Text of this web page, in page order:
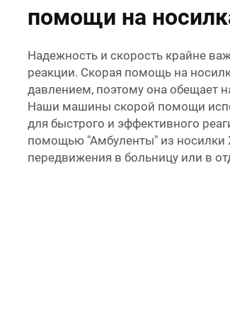
помощи на
Надежность и скорость крайне
реакции. Скорая помощь на
давлением, поэтому она обещает
Наши машины скорой помощи
для быстрого и эффективного
помощью "Амбуленты" из носилки
передвижения в больницу или в